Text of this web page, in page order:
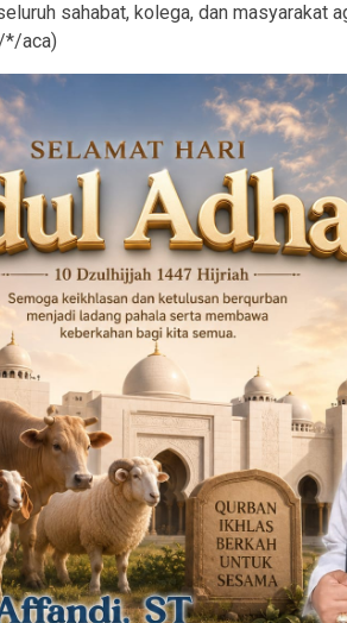
sahabat, kolega, dan masyarakat
*/aca)